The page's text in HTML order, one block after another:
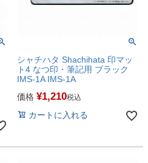
シャチハタ Shachihata 印マッ
ト4 なつ印・筆記用 ブラック
IMS-1A IMS-1A
価格 ¥1,210税込
カートに入れる